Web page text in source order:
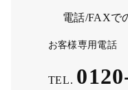
電話/FAXで
お客様専用電話
TEL.